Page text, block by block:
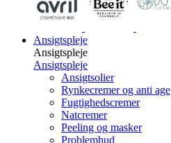
Ansigtspleje
Ansigtspleje
Ansigtspleje
Ansigtsolier
Rynkecremer og anti age
Fugtighedscremer
Natcremer
Peeling og masker
Problemhud